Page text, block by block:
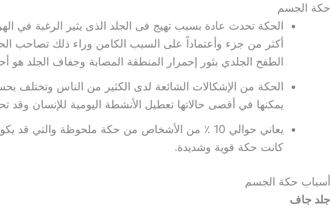
حكة الجسم
الحكة تحدث عادة بسبب تهيج فى الجلد الذى يثير الرغبة
أكثر من جزء وأعتماداً على السبب الكامن وراء ذلك تصاحب
الطفح الجلدي بثور إحمرار المنطقة المصابة وجفاف الجلد هو
الحكة من الإشكالات الشائعة لدى الكثير من الناس
يمكنها في أقصى حالاتها تعطيل الأنشطة اليومية للإنسان وقد
يعاني حوالي 10 ٪ من الأشخاص من حكة ملحوظة والتي
كانت حكة قوية وشديدة.
أسباب حكة الجسم
جلد جاف